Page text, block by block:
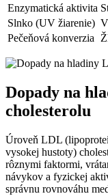
Enzymatická aktivita
Slnko (UV žiarenie)
Pečeňová konverzia
Dopady na
cholesterolu
Úroveň LDL
vysokej hustoty)
rôznymi faktormi,
návykov a fyzickej
správnu rovnováhu